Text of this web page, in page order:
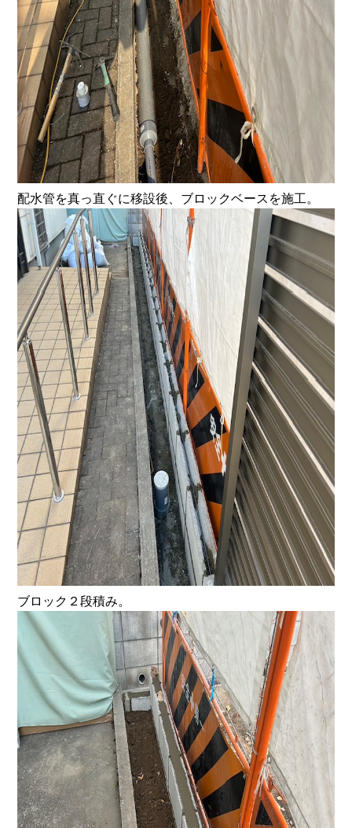
配水管を真っ直ぐに移設後、ブロックベースを施工。
ブロック２段積み。